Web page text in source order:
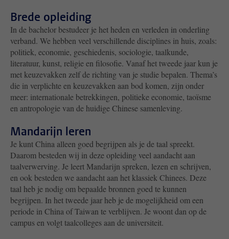
Brede opleiding
In de bachelor bestudeer je het heden en verleden in onderling
verband. We hebben veel verschillende disciplines in huis, zoals:
politiek, economie, geschiedenis, sociologie, taalkunde,
literatuur, kunst, religie en filosofie. Vanaf het tweede jaar kun je
met keuzevakken zelf de richting van je studie bepalen. Thema’s
die in verplichte en keuzevakken aan bod komen, zijn onder
meer: internationale betrekkingen, politieke economie, taoïsme
en antropologie van de huidige Chinese samenleving.
Mandarijn leren
Je kunt China alleen goed begrijpen als je de taal spreekt.
Daarom besteden wij in deze opleiding veel aandacht aan
taalverwerving. Je leert Mandarijn spreken, lezen en schrijven,
en ook besteden we aandacht aan het klassiek Chinees. Deze
taal heb je nodig om bepaalde bronnen goed te kunnen
begrijpen. In het tweede jaar heb je de mogelijkheid om een
periode in China of Taiwan te verblijven. Je woont dan op de
campus en volgt taalcolleges aan de universiteit.